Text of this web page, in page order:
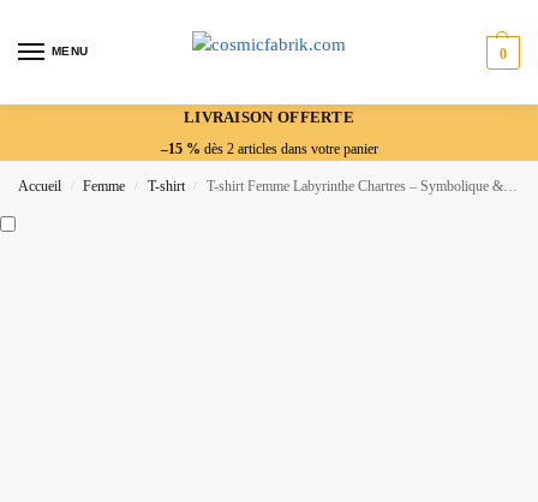
MENU 0
LIVRAISON OFFERTE
–15 % dès 2 articles dans votre panier
Accueil / Femme / T-shirt / T-shirt Femme Labyrinthe Chartres – Symbolique & Harmonie